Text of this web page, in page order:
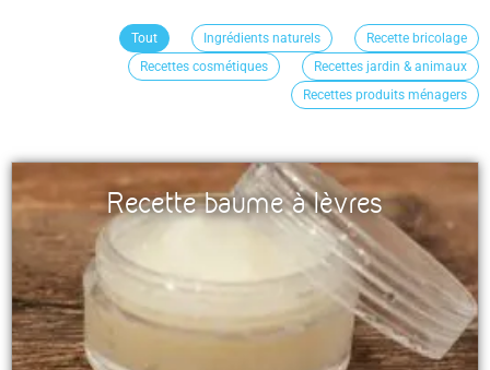
Tout Ingrédients naturels
Recette bricolage
Recettes cosmétiques
Recettes jardin & animaux
Recettes produits ménagers
Recette baume à lèvres